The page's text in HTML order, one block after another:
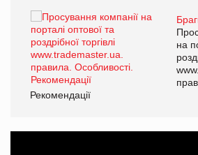
на
Рекомендації